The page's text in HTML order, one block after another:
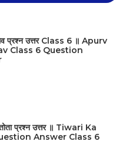
प्रश्न उत्तर Class 6 ॥ Apurv
Class 6 Question
तोता प्रश्न उत्तर ॥ Tiwari Ka
Answer Class 6